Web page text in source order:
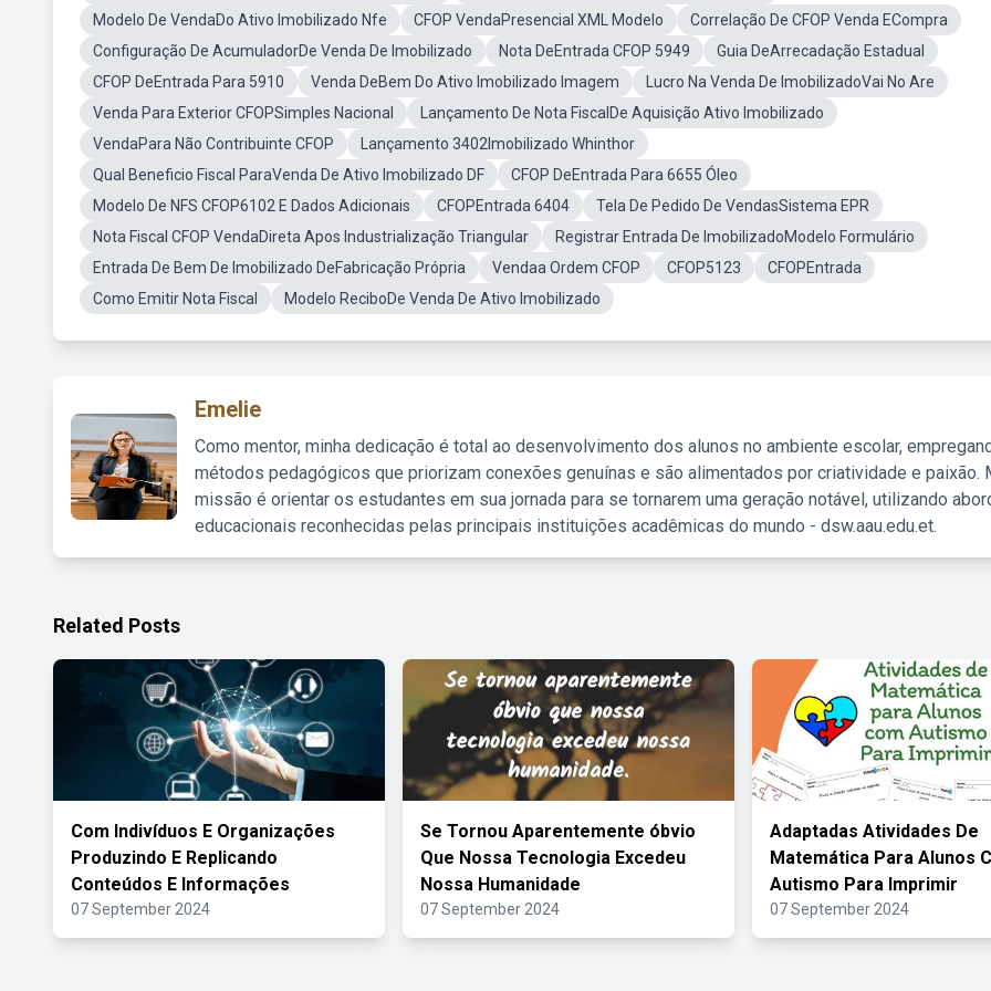
Modelo De VendaDo Ativo Imobilizado Nfe
CFOP VendaPresencial XML Modelo
Correlação De CFOP Venda ECompra
Configuração De AcumuladorDe Venda De Imobilizado
Nota DeEntrada CFOP 5949
Guia DeArrecadação Estadual
CFOP DeEntrada Para 5910
Venda DeBem Do Ativo Imobilizado Imagem
Lucro Na Venda De ImobilizadoVai No Are
Venda Para Exterior CFOPSimples Nacional
Lançamento De Nota FiscalDe Aquisição Ativo Imobilizado
VendaPara Não Contribuinte CFOP
Lançamento 3402Imobilizado Whinthor
Qual Beneficio Fiscal ParaVenda De Ativo Imobilizado DF
CFOP DeEntrada Para 6655 Óleo
Modelo De NFS CFOP6102 E Dados Adicionais
CFOPEntrada 6404
Tela De Pedido De VendasSistema EPR
Nota Fiscal CFOP VendaDireta Apos Industrialização Triangular
Registrar Entrada De ImobilizadoModelo Formulário
Entrada De Bem De Imobilizado DeFabricação Própria
Vendaa Ordem CFOP CFOP5123
CFOPEntrada
Como Emitir Nota Fiscal
Modelo ReciboDe Venda De Ativo Imobilizado
Emelie
Como mentor, minha dedicação é total ao desenvolvimento dos alunos no ambiente escolar,
métodos pedagógicos que priorizam conexões genuínas e são alimentados por criatividade e paixão.
missão é orientar os estudantes em sua jornada para se tornarem uma geração notável, utilizando
educacionais reconhecidas pelas principais instituições acadêmicas do mundo - dsw.aau.edu.et.
Related Posts
Com Indivíduos E Organizações
Produzindo E Replicando
Conteúdos E Informações
07 September 2024
Se Tornou Aparentemente óbvio
Que Nossa Tecnologia Excedeu
Nossa Humanidade
07 September 2024
Adaptadas Atividades De
Matemática Para Alunos
Autismo Para Imprimir
07 September 2024